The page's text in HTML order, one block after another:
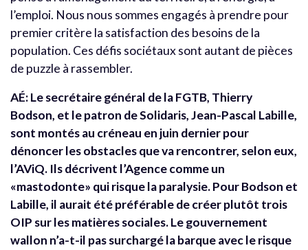
l’emploi. Nous nous sommes engagés à prendre pour
premier critère la satisfaction des besoins de la
population. Ces défis sociétaux sont autant de pièces
de puzzle à rassembler.
AÉ:Le secrétaire général de la FGTB, Thierry
Bodson, et le patron de Solidaris, Jean-Pascal Labille,
sont montés au créneau en juin dernier pour
dénoncer les obstacles que va rencontrer, selon eux,
l’AViQ. Ils décrivent l’Agence comme un
«mastodonte» qui risque la paralysie. Pour Bodson et
Labille, il aurait été préférable de créer plutôt trois
OIP sur les matières sociales. Le gouvernement
wallon n’a-t-il pas surchargé la barque avec le risque